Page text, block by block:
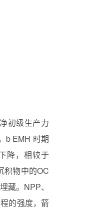
初级生产力
b EMH 时期
降，相较于
积物中的OC
藏。 NPP、
的强度，箭